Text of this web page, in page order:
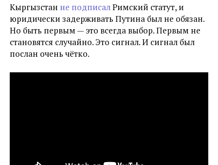
Кыргызстан не подписалРимский статут, и
юридически задерживать Путина был не обязан.
Но быть первым — это всегда выбор. Первым не
становятся случайно. Это сигнал. И сигнал был
послан очень чётко.